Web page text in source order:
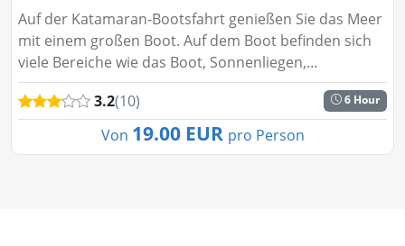
Auf der Katamaran-Bootsfahrt genießen Sie das Meer
mit einem großen Boot. Auf dem Boot befinden sich
viele Bereiche wie das Boot, Sonnenliegen,
Sitzgelegenheiten und ein Freiluftbereich. Alanya
Katamaran Bootstour prof...
3.2(10) 6 Hour
Von 19.00 EUR pro Person